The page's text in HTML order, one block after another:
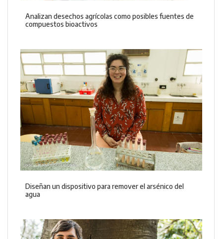
Analizan desechos agrícolas como posibles fuentes de
compuestos bioactivos
Diseñan un dispositivo para remover el arsénico del
agua